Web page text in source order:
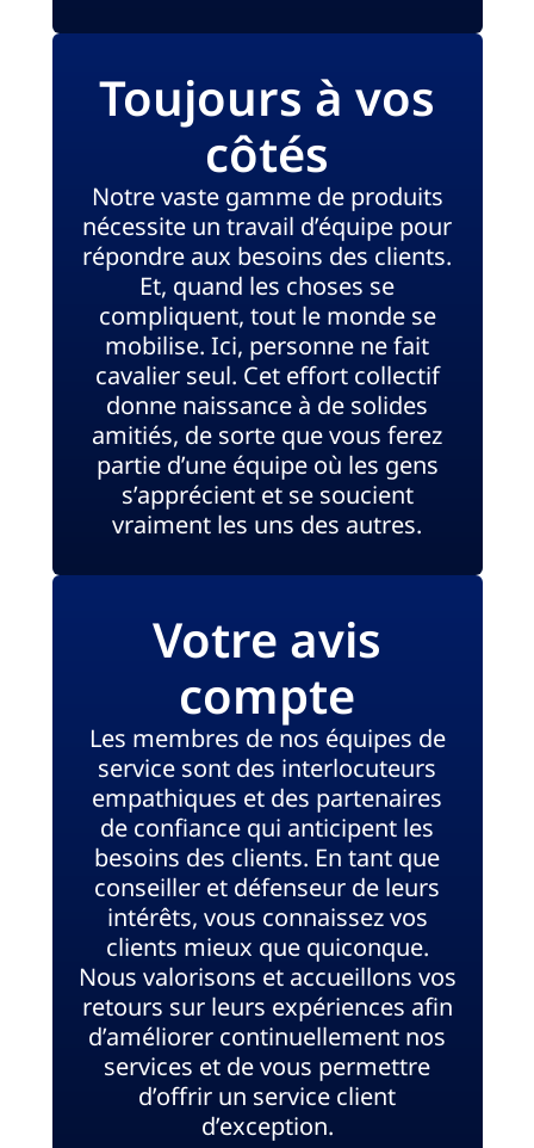
Toujours à vos
côtés
Notre vaste gamme de produits
nécessite un travail d’équipe pour
répondre aux besoins des clients.
Et, quand les choses se
compliquent, tout le monde se
mobilise. Ici, personne ne fait
cavalier seul. Cet effort collectif
donne naissance à de solides
amitiés, de sorte que vous ferez
partie d’une équipe où les gens
s’apprécient et se soucient
vraiment les uns des autres.
Votre avis
compte
Les membres de nos équipes de
service sont des interlocuteurs
empathiques et des partenaires
de confiance qui anticipent les
besoins des clients. En tant que
conseiller et défenseur de leurs
intérêts, vous connaissez vos
clients mieux que quiconque.
Nous valorisons et accueillons vos
retours sur leurs expériences afin
d’améliorer continuellement nos
services et de vous permettre
d’offrir un service client
d’exception.